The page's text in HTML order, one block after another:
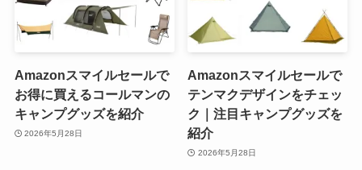
Amazonスマイルセールで
お得に買えるコールマンの
キャンプグッズを紹介
2026年5月28日
Amazonスマイルセールで
テンマクデザインをチェッ
ク｜注目キャンプグッズを
紹介
2026年5月28日